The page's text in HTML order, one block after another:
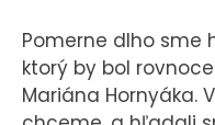
Pomerne dlho sme
ktorý by bol
Mariána Hornyáka.